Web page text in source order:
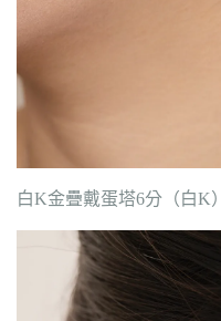
白K金疊戴蛋塔6分（白K）